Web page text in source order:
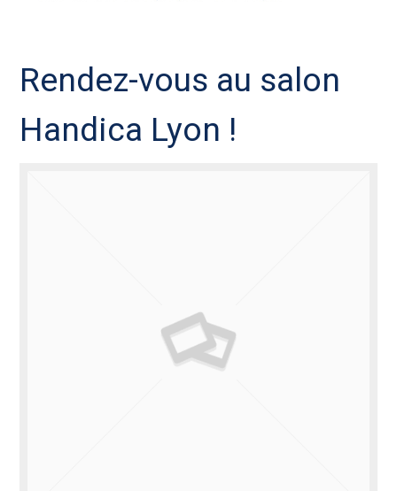
Rendez-vous au salon
Handica Lyon !